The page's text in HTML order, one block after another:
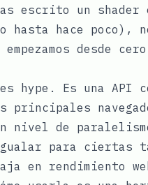
escrito un shader
hasta hace poco),
desde
es hype. Es una API
principales
nivel de
para ciertas
en rendimiento